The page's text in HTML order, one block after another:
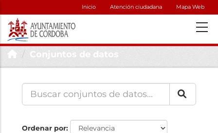
Inicio Atención ciudadana Mapa Web
Conjuntos de datos
Ordenar por